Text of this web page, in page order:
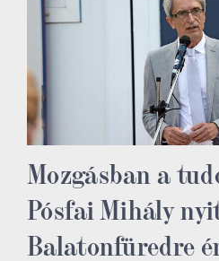
Mozgásban a
Pósfai Mihály
Balatonfüredre